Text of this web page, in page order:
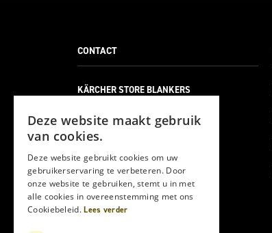
CONTACT
KÄRCHER STORE BLANKERS
6101 XA
ECHT
(HOOFDVESTIGING)
MOESDIJK 12F
6004 AX
WEERT
Deze website maakt gebruik
van cookies.
Deze website gebruikt cookies om uw
gebruikerservaring te verbeteren. Door
onze website te gebruiken, stemt u in met
alle cookies in overeenstemming met ons
Cookiebeleid.Lees verder